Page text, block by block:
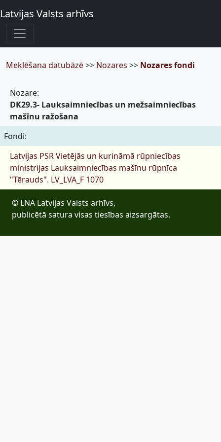
Latvijas Valsts arhīvs
Meklēšana datubāzē>> Nozares >> Nozares fondi
Nozare:
DK29.3- Lauksaimniecības un mežsaimniecības
mašīnu ražošana
Fondi:
Latvijas PSR Vietējās un kurināmā rūpniecības
ministrijas Lauksaimniecības mašīnu rūpnīca
"Tērauds". LV_LVA_F 1070
© LNA Latvijas Valsts arhīvs,
publicētā satura visas tiesības aizsargātas.